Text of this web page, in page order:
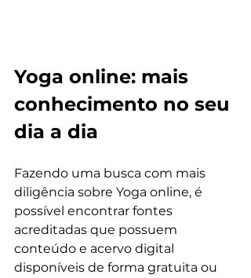
Yoga online: mais
conhecimento no seu
dia a dia
Fazendo uma busca com mais
diligência sobre Yoga online, é
possível encontrar fontes
acreditadas que possuem
conteúdo e acervo digital
disponíveis de forma gratuita ou